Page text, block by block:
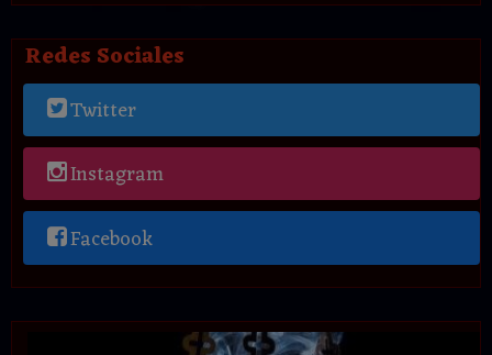
Redes Sociales
Twitter
Instagram
Facebook